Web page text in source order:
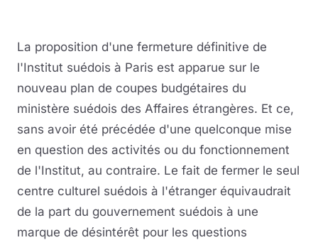
La proposition d'une fermeture définitive de
l'Institut suédois à Paris est apparue sur le
nouveau plan de coupes budgétaires du
ministère suédois des Affaires étrangères. Et ce,
sans avoir été précédée d'une quelconque mise
en question des activités ou du fonctionnement
de l'Institut, au contraire. Le fait de fermer le seul
centre culturel suédois à l'étranger équivaudrait
de la part du gouvernement suédois à une
marque de désintérêt pour les questions